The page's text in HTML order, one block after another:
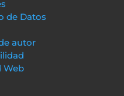
de Datos
autor
Web